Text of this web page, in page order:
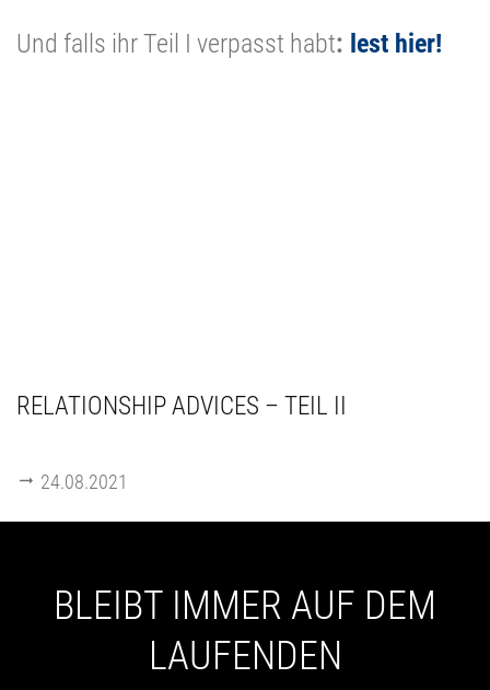
Und falls ihr Teil I verpasst habt: lest hier!
RELATIONSHIP ADVICES – TEIL II
24.08.2021
BLEIBT IMMER AUF DEM
LAUFENDEN